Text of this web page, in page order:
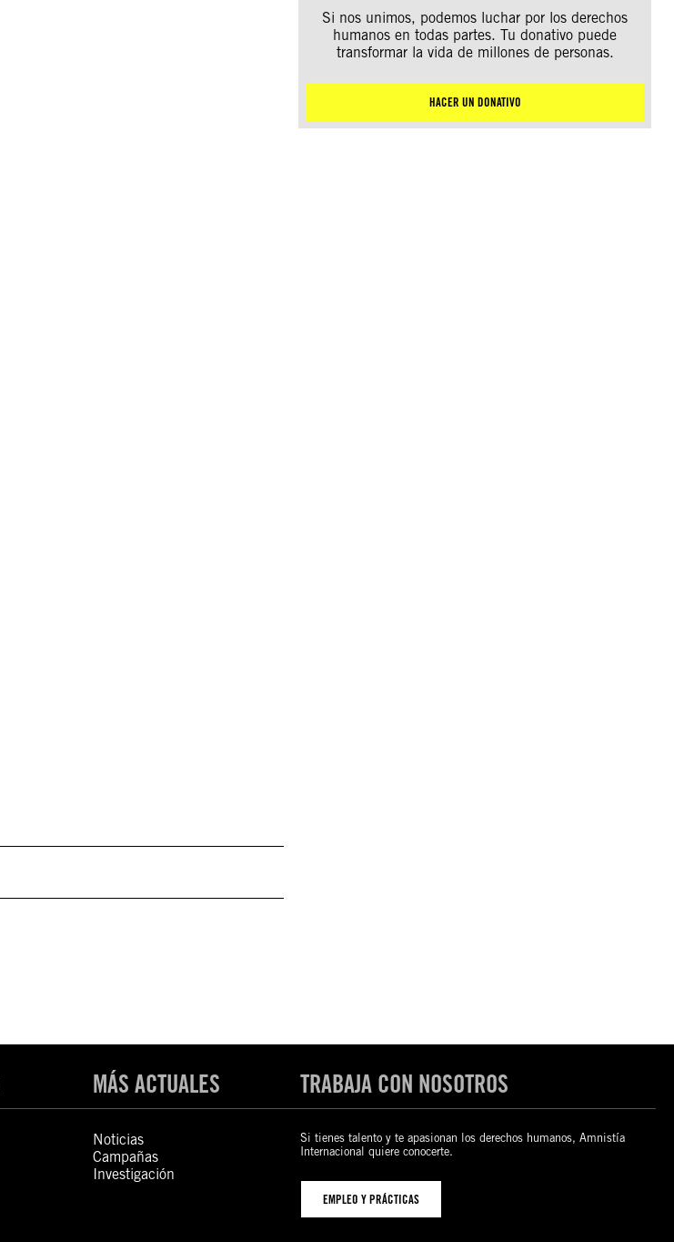
Si nos unimos, podemos luchar por los derechos
humanos en todas partes. Tu donativo puede
transformar la vida de millones de personas.
HACER UN DONATIVO
MÁS ACTUALES
Noticias
Campañas
Investigación
TRABAJA CON NOSOTROS
Si tienes talento y te apasionan los derechos humanos, Amnistía
Internacional quiere conocerte.
EMPLEO Y PRÁCTICAS